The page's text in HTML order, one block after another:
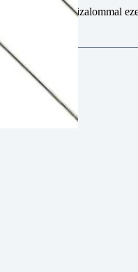
Keressen minket bizalommal